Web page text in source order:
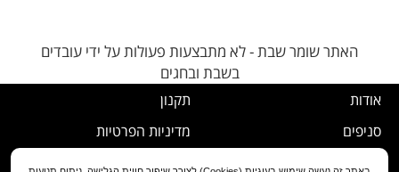
האתר שומר שבת - לא מתבצעות פעולות על ידי עובדים
בשבת ובחגים
אודות
סניפים
תקנון
מדיניות הפרטיות
נוהל ביטול עסקה